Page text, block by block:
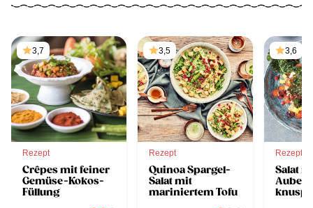
3,7
Rezept
Crêpes mit feiner
Gemüse-Kokos-
Füllung
3,5
Rezept
Quinoa Spargel-
Salat mit
mariniertem Tofu
3,6
Rezept
Salat